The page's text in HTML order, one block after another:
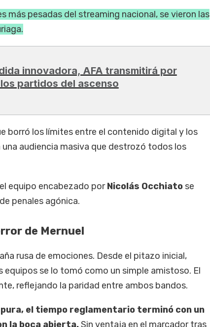
más pesadas del streaming nacional, se vieron las
innovadora, AFA transmitirá por
partidos del ascenso
borró los límites entre el contenido digital y los
audiencia masiva que destrozó todos los
equipo encabezado porNicolás Occhiatose
penales agónica.
de Mernuel
rusa de emociones. Desde el pitazo inicial,
equipos se lo tomó como un simple amistoso. El
reflejando la paridad entre ambos bandos.
el tiempo reglamentario terminó con un
la boca abierta.Sin ventaja en el marcador tras